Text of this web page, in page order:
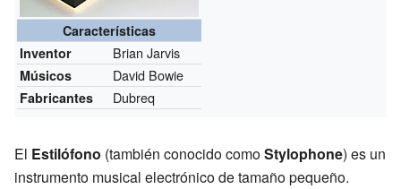
Características
Inventor
Brian Jarvis
Músicos David Bowie
Fabricantes Dubreq
El Estilófono (también conocido comoStylophone) es un
instrumento musical electrónico de tamaño pequeño.